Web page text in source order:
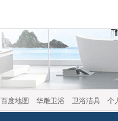
百度地图 华雕卫浴 卫浴洁具 个